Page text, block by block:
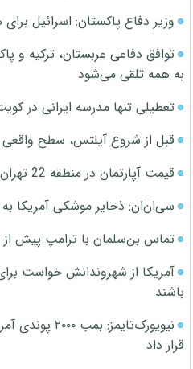
وزیر دفاع پاکستان: اسرائیل
توافق دفاعی عربستان، ترکیه و
به همه تلقی می‌شود
تعطیلی تنها مدرسه ایرانی در
قبل از شروع آیلتس، سطح واقعی
قیمت آپارتمان در منطقه 22 تهران چقدر است؟
سی‌ان‌ان: ذخایر موشکی آمریکا
تماس بن‌سلمان با ترامپ پیش از
آمریکا از شهروندانش خواست
باشند
قرار داد